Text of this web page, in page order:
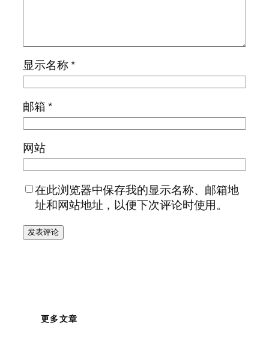
显示名称*
邮箱*
网站
在此浏览器中保存我的显示名称、邮箱地
址和网站地址，以便下次评论时使用。
更多文章